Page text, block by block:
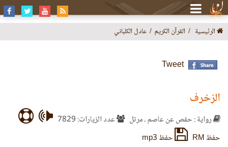
الرئيسية القرآن الكريم عادل الكلباني
Tweet
الزخرف
رواية : حفص عن عاصم ، مرتل
عدد الزيارات: 7829
حفظ RM
حفظ mp3